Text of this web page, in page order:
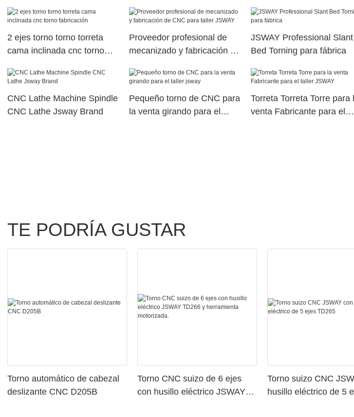
torreta de potencia superior
JSWAY
2 ejes torno torno torreta
cama inclinada cnc torno
Proveedor profesional de
mecanizado y fabricación de
JSWAY Professional Slant
Bed Torning para fábrica
CNC Lathe Machine Spindle
CNC Lathe Jsway Brand
Pequeño torno de CNC para
la venta girando para el
Torreta Torreta Torre para
venta Fabricante para el
TE PODRÍA GUSTAR
Torno automático de cabezal
deslizante CNC D205B
Torno CNC suizo de 6 ejes
con husillo eléctrico JSWAY
Torno suizo CNC
husillo eléctrico de 5